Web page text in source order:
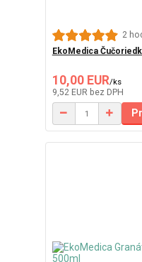
2
EkoMedica
10,00 EUR/ks
9,52 EUR bez DPH